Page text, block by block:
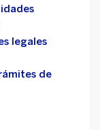
legales
de